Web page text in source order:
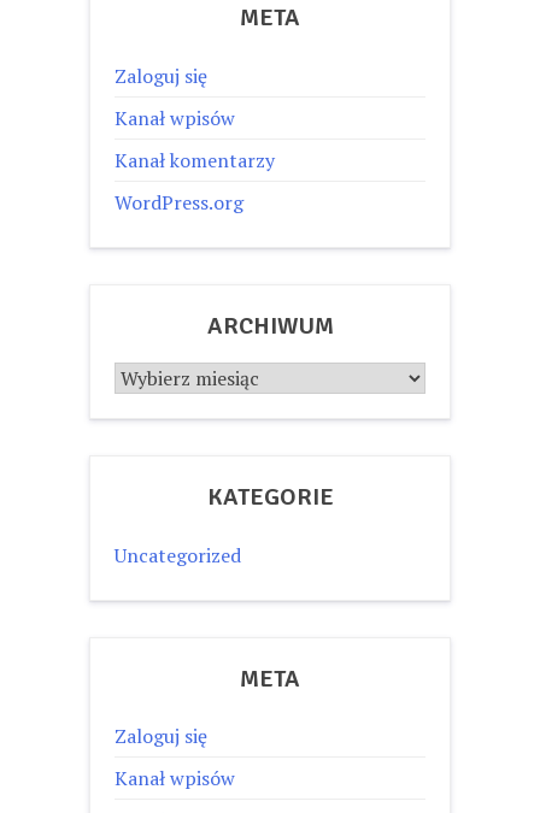
META
Zaloguj się
Kanał wpisów
Kanał komentarzy
WordPress.org
ARCHIWUM
Archiwum
KATEGORIE
Uncategorized
META
Zaloguj się
Kanał wpisów